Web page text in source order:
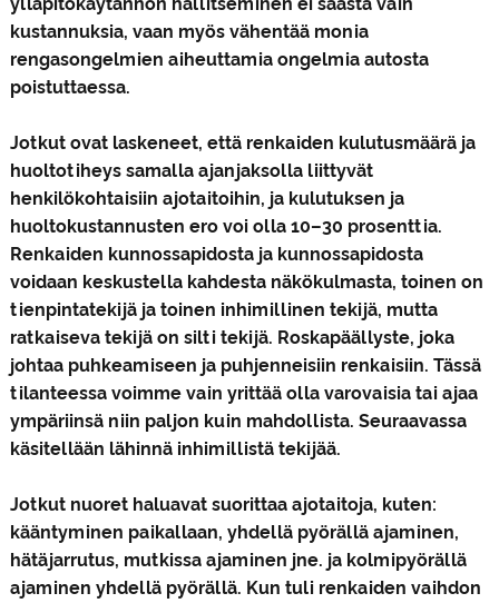
kustannuksia, vaan myös vähentää monia
rengasongelmien aiheuttamia ongelmia autosta
poistuttaessa.
Jotkut ovat laskeneet, että renkaiden kulutusmäärä ja
huoltotiheys samalla ajanjaksolla liittyvät
henkilökohtaisiin ajotaitoihin, ja kulutuksen ja
huoltokustannusten ero voi olla 10–30 prosenttia.
Renkaiden kunnossapidosta ja kunnossapidosta
voidaan keskustella kahdesta näkökulmasta, toinen on
tienpintatekijä ja toinen inhimillinen tekijä, mutta
ratkaiseva tekijä on silti tekijä. Roskapäällyste, joka
johtaa puhkeamiseen ja puhjenneisiin renkaisiin. Tässä
tilanteessa voimme vain yrittää olla varovaisia ​​tai ajaa
ympäriinsä niin paljon kuin mahdollista. Seuraavassa
käsitellään lähinnä inhimillistä tekijää.
Jotkut nuoret haluavat suorittaa ajotaitoja, kuten:
kääntyminen paikallaan, yhdellä pyörällä ajaminen,
hätäjarrutus, mutkissa ajaminen jne. ja kolmipyörällä
ajaminen yhdellä pyörällä. Kun tuli renkaiden vaihdon